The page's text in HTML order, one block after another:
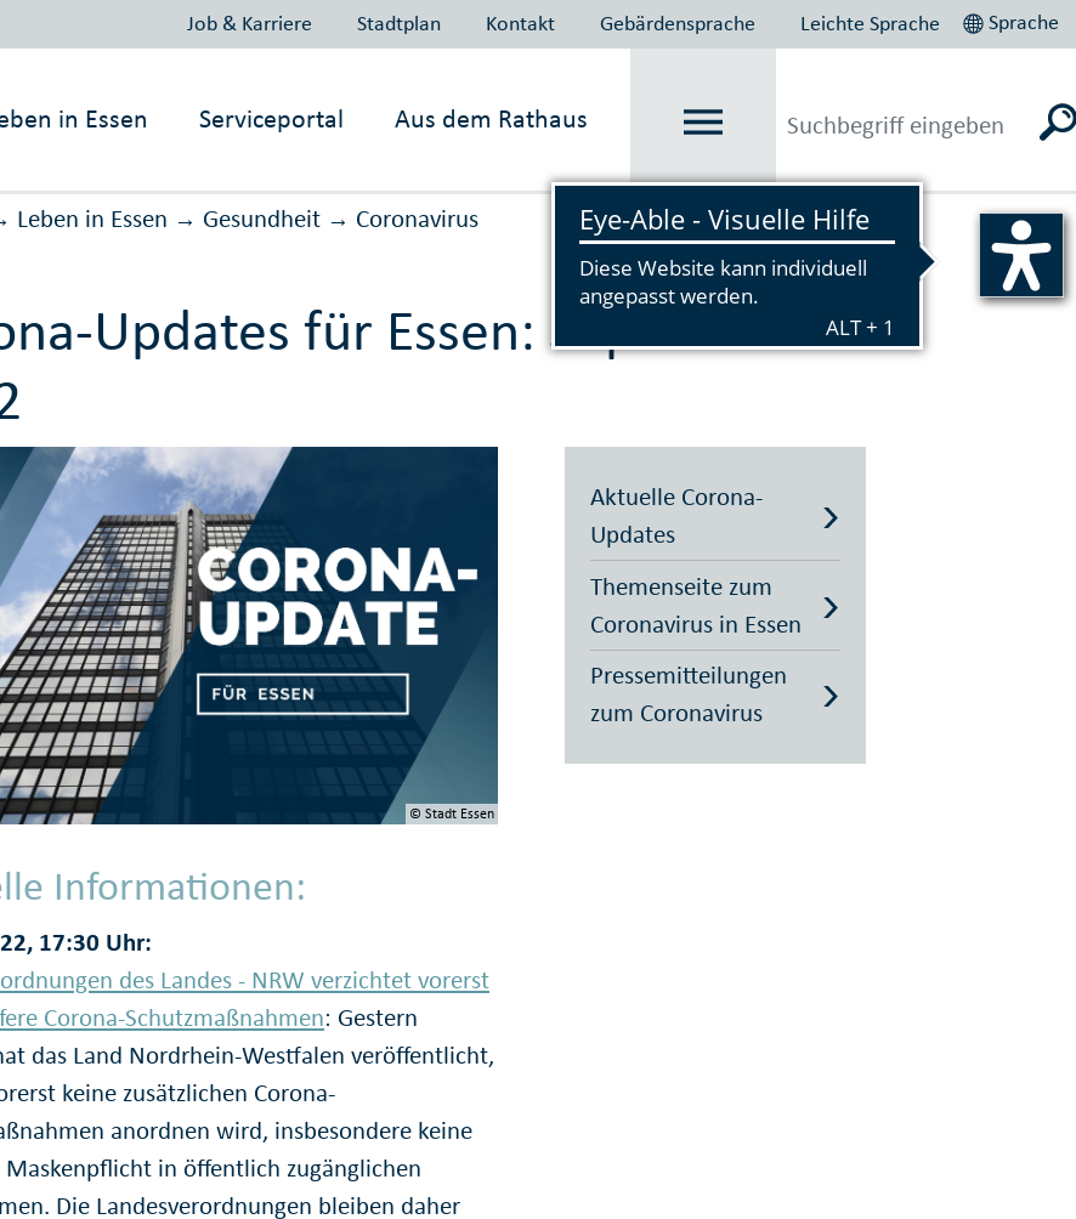
Job & Karriere Stadtplan Kontakt Gebärdensprache Leichte Sprache Sprache
in Essen Serviceportal Aus dem Rathaus
Leben in Essen → Gesundheit → Corona­virus Vorlesen
Updates für Essen: September
© Stadt Essen
Informationen:
17:30 Uhr:
des Landes - NRW verzichtet vorerst
Corona-Schutzmaßnahmen: Gestern
das Land Nordrhein-Westfalen veröffentlicht,
keine zusätzlichen Corona-
anordnen wird, insbesondere keine
Maskenpflicht in öffentlich zugänglichen
Die Landesverordnungen bleiben daher
Aktuelle Corona-
Updates
Themenseite zum
Coronavirus in Essen
Pressemitteilungen
zum Coronavirus